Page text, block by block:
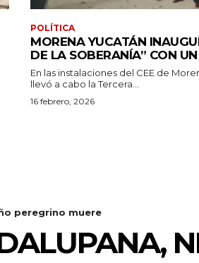
POLÍTICA
MORENA YUCATÁN
DE LA SOBERANÍA” CON
En las instalaciones del CEE de
llevó a cabo la Tercera...
16 febrero, 2026